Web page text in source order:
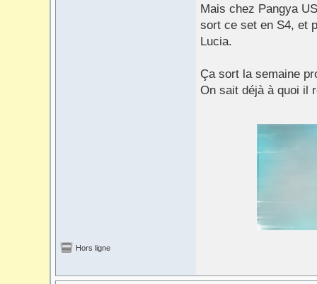
Mais chez Pangya
sort ce set en S4, et
Lucia.
Ça sort la semaine
On sait déjà à quoi il
Hors ligne